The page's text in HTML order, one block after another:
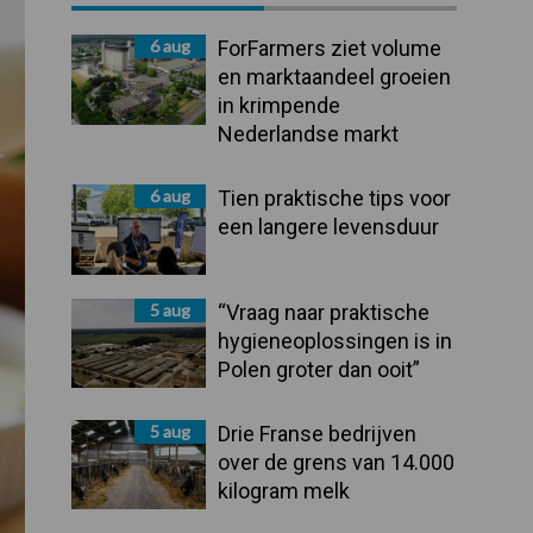
Sidebar6 aug
ForFarmers ziet volume
en marktaandeel groeien
in krimpende
Nederlandse markt
6 aug
Tien praktische tips voor
een langere levensduur
5 aug
“Vraag naar praktische
hygieneoplossingen is in
Polen groter dan ooit”
5 aug
Drie Franse bedrijven
over de grens van 14.000
kilogram melk